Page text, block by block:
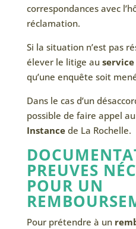
correspondances avec
réclamation.
Si la situation n’est pas
élever le litige au
qu’une enquête soit
Dans le cas d’un
possible de faire appel au
Instancede La Rochelle.
PREUVES
POUR UN
Pour prétendre à un